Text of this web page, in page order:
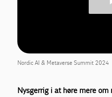
Nordic AI & Metaverse Summit 2024
Nysgerrig i at høre mere